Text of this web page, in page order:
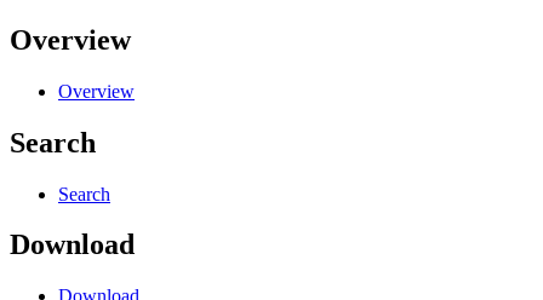
Overview
Overview
Search
Search
Download